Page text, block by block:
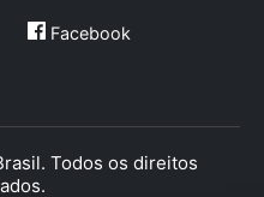
Facebook
Todos os direitos